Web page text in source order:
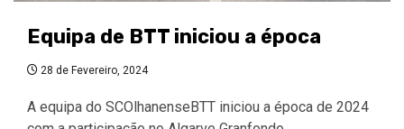
Equipa de BTT iniciou a época
28 de Fevereiro, 2024
A equipa do SCOlhanenseBTT iniciou a época de 2024